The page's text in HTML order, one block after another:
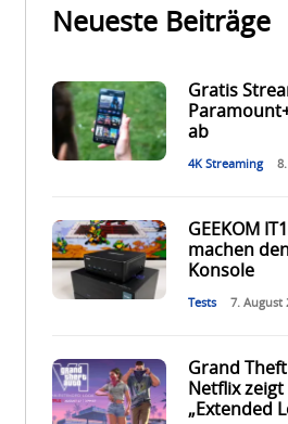
Neueste Beiträge
Gratis
ab
4K Streaming
GEEKOM
machen
Konsole
Tests 7. August
Grand Theft
Netflix
„Extended